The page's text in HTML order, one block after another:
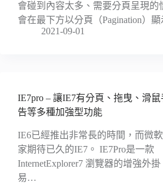
會碰到內容太多、需要分頁呈現的
會在最下方以分頁（Pagination）
2021-09-01
IE7pro – 讓IE7有分頁、拖曳、滑
告等多種加強型功能
IE6已經推出非常長的時間，而微
家期待已久的IE7。 IE7Pro是一款
InternetExplorer7 瀏覽器的增強外
易…